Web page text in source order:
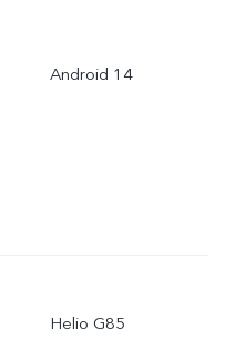
Android 14
Helio G85